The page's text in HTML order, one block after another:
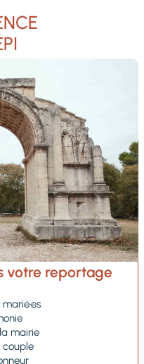
votre reportage
mairie
couple